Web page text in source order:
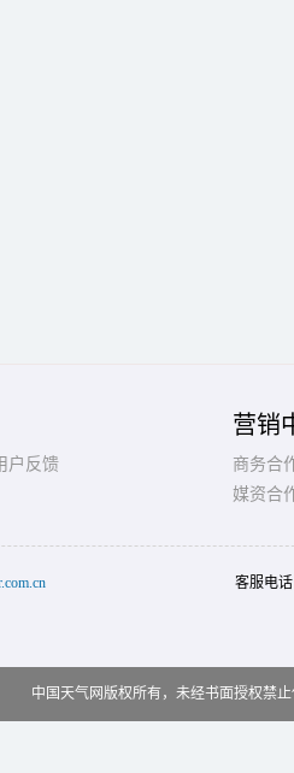
户反馈
营销
商务合
媒资合
客服电
中国天气网版权所有，未经书面授权